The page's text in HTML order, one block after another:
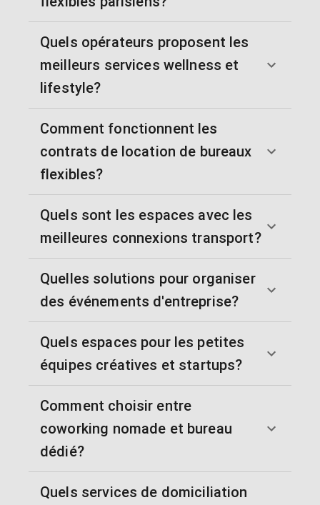
Quels opérateurs proposent les
meilleurs services wellness et
lifestyle?
Comment fonctionnent les
contrats de location de bureaux
flexibles?
Quels sont les espaces avec les
meilleures connexions transport?
Quelles solutions pour organiser
des événements d'entreprise?
Quels espaces pour les petites
équipes créatives et startups?
Comment choisir entre
coworking nomade et bureau
dédié?
Quels services de domiciliation